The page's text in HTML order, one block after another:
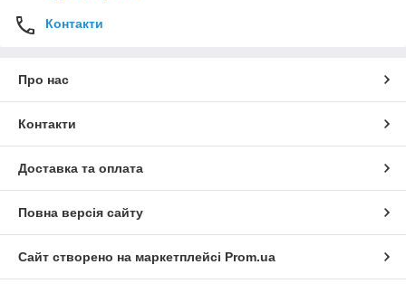
Контакти
Про нас
Контакти
Доставка та оплата
Повна версія сайту
Сайт створено на маркетплейсі Prom.ua